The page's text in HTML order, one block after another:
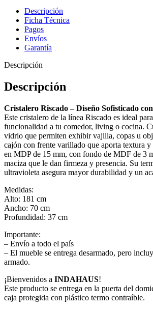
Descripción
Ficha Técnica
Pagos
Envíos
Garantía
Descripción
Descripción
Cristalero Riscado – Diseño Sofisticado
Este cristalero de la línea Riscado es ideal
funcionalidad a tu comedor, living o cocina.
vidrio que permiten exhibir vajilla, copas u
cajón con frente varillado que aporta textura
en MDP de 15 mm, con fondo de MDF de 3
maciza que le dan firmeza y presencia. Su
ultravioleta asegura mayor durabilidad y un
Medidas:
Alto: 181 cm
Ancho: 70 cm
Profundidad: 37 cm
Importante:
– Envío a todo el país
– El mueble se entrega desarmado, pero
armado.
¡Bienvenidos a INDAHAUS!
Este producto se entrega en la puerta del
caja protegida con plástico termo contraíble.